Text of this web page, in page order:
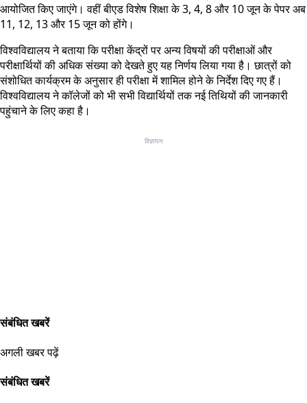
आयोजित किए जाएंगे। वहीं बीएड विशेष शिक्षा के 3, 4, 8 और 10 जून के पेपर अब
11, 12, 13 और 15 जून को होंगे।
विश्वविद्यालय ने बताया कि परीक्षा केंद्रों पर अन्य विषयों की परीक्षाओं और
परीक्षार्थियों की अधिक संख्या को देखते हुए यह निर्णय लिया गया है। छात्रों को
संशोधित कार्यक्रम के अनुसार ही परीक्षा में शामिल होने के निर्देश दिए गए हैं।
विश्वविद्यालय ने कॉलेजों को भी सभी विद्यार्थियों तक नई तिथियों की जानकारी
पहुंचाने के लिए कहा है।
विज्ञापन
संबंधित खबरें
अगली खबर पढ़ें
संबंधित खबरें